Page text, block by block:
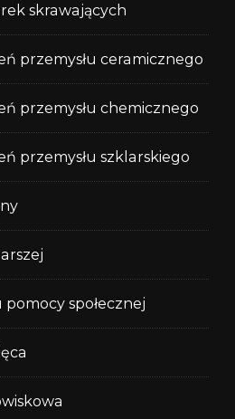
skrawających
przemysłu ceramicznego
przemysłu chemicznego
przemysłu szklarskiego
społecznej